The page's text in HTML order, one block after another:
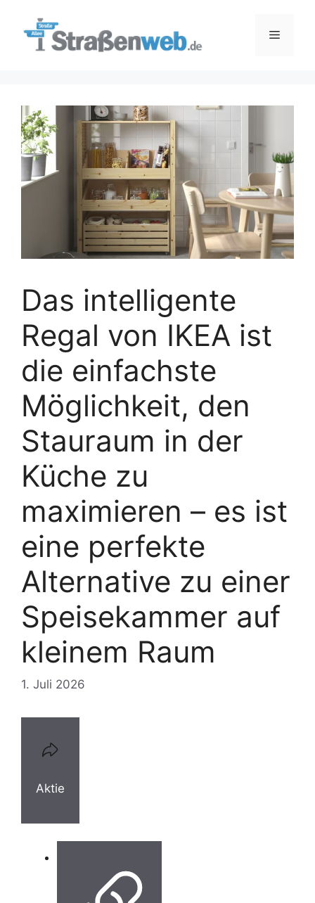
Menü
Das intelligente
Regal von IKEA ist
die einfachste
Möglichkeit, den
Stauraum in der
Küche zu
maximieren – es ist
eine perfekte
Alternative zu einer
Speisekammer auf
kleinem Raum
1. Juli 2026
Aktie